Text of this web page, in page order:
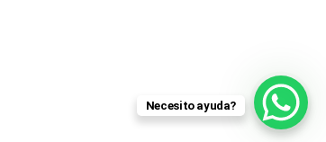
Necesito ayuda?